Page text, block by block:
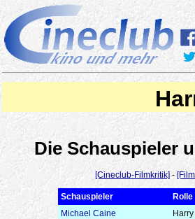
Die Schauspieler
[Cineclub-Filmkritik] -
Schauspieler Rolle
Michael Caine